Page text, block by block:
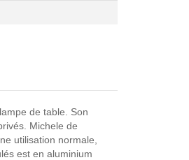
de table. Son
Michele de
utilisation normale,
est en aluminium